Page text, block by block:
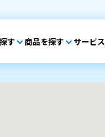
す 商品を探す サービス